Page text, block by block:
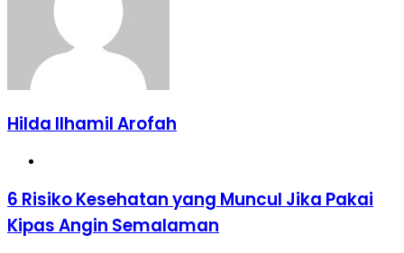
Hilda Ilhamil Arofah
6
Risiko
Kesehatan
6 Risiko Kesehatan yang Muncul Jika Pakai
Kipas Angin Semalaman